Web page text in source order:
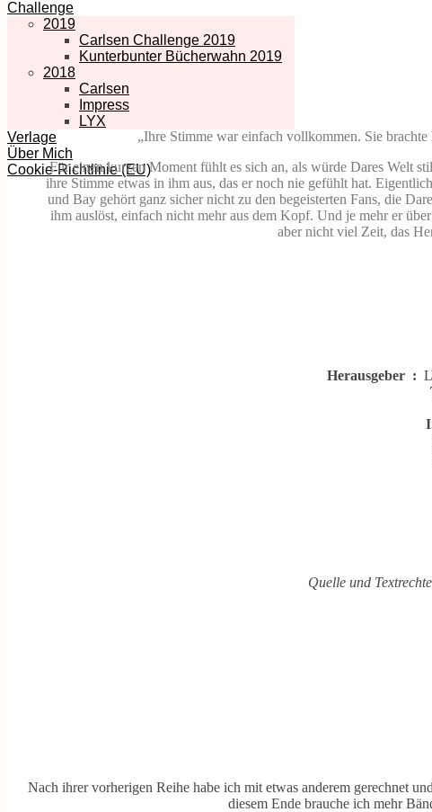
Challenge
2019
Carlsen Challenge 2019
Kunterbunter Bücherwahn 2019
2018
Carlsen
Impress
LYX
Verlage
Über Mich
Cookie-Richtlinie (EU)
„Ihre Stimme war einfach vollkommen. Sie
Für einen kurzen Moment fühlt es sich an, als würde Dares Welt
ihre Stimme etwas in ihm aus, das er noch nie gefühlt hat.
und Bay gehört ganz sicher nicht zu den begeisterten Fans, die
ihm auslöst, einfach nicht mehr aus dem Kopf. Und je mehr er
aber nicht viel Zeit, das
Herausgeber ‏ : ‎
Quelle und
Nach ihrer vorherigen Reihe habe ich mit etwas anderem gerechnet
diesem Ende brauche ich mehr